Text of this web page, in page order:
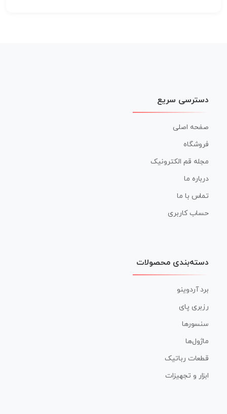
دسترسی سریع
صفحه اصلی
فروشگاه
مجله قم الکترونیک
درباره ما
تماس با ما
حساب کاربری
دسته‌بندی محصولات
برد آردوینو
رزبری پای
سنسورها
ماژول‌ها
قطعات رباتیک
ابزار و تجهیزات